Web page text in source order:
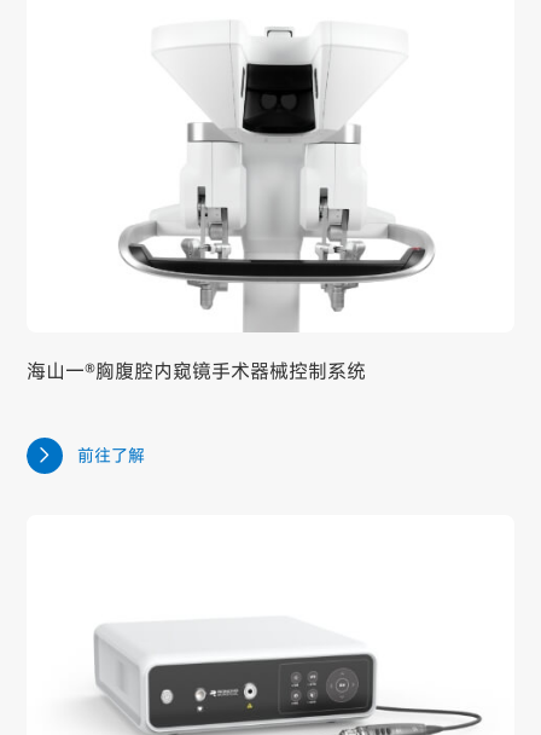
海山一®胸腹腔内窥镜手术器械控制系统
 前往了解